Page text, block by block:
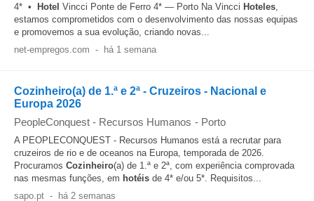
4* •
Hotel Vincci Ponte de Ferro 4* — Porto Na Vincci Hoteles,
estamos comprometidos com o desenvolvimento das nossas equipas
e promovemos a sua evolução, criando novas...
net-empregos.com - há 1 semana
Cozinheiro(a) de 1.ª e 2ª - Cruzeiros - Nacional e
Europa 2026
PeopleConquest - Recursos Humanos - Porto
A PEOPLECONQUEST - Recursos Humanos está a recrutar para
cruzeiros de rio e de oceanos na Europa, temporada de 2026.
Procuramos Cozinheiro(a) de 1.ª e 2ª, com experiência comprovada
nas mesmas funções, em hotéis de 4* e/ou 5*. Requisitos...
sapo.pt - há 2 semanas